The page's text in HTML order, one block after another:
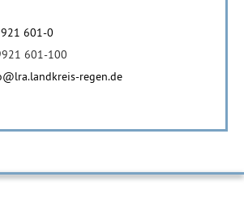
601-0
601-100
regen.de